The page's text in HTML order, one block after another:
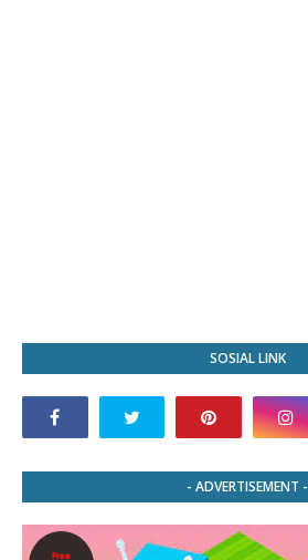
SOSIAL LINK
- ADVERTISEMENT -